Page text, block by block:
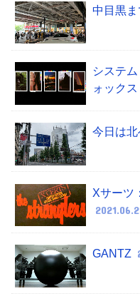
中目黒
システ
ォック
今日は北
Xサーツ
GANTZ